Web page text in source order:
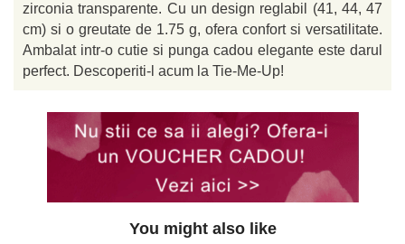
zirconia transparente. Cu un design reglabil (41, 44, 47
cm) si o greutate de 1.75 g, ofera confort si versatilitate.
Ambalat intr-o cutie si punga cadou elegante este darul
perfect. Descoperiti-l acum la Tie-Me-Up!
You might also like